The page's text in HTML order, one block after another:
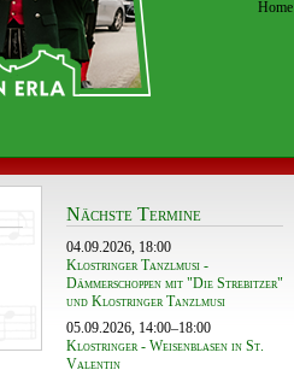
Home
Nächste Termine
04.09.2026, 18:00
Klostringer Tanzlmusi -
Dämmerschoppen mit "Die Strebitzer"
und Klostringer Tanzlmusi
05.09.2026, 14:00–18:00
Klostringer - Weisenblasen in St.
Valentin